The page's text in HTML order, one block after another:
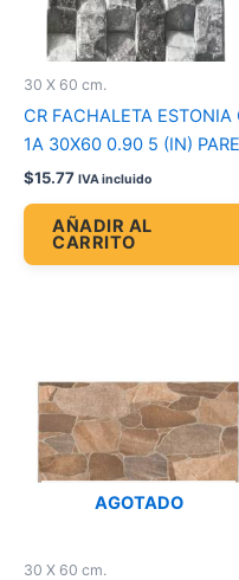
30 X 60 cm.
CR FACHALETA ESTONIA
1A 30X60 0.90 5 (IN)
$15.77 IVA incluido
AÑADIR AL
CARRITO
AGOTADO
30 X 60 cm.